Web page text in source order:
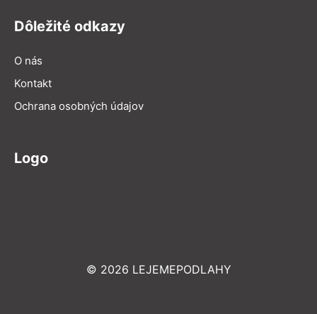
Dôležité odkazy
O nás
Kontakt
Ochrana osobných údajov
Logo
© 2026 LEJEMEPODLAHY